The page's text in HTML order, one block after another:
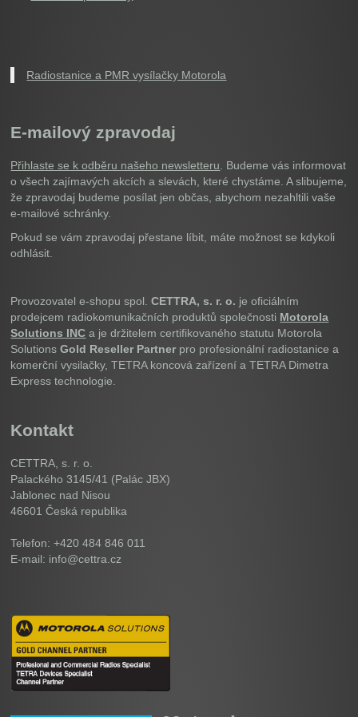
Radiostanice a PMR vysílačky Motorola
E-mailový zpravodaj
Přihlaste se k odběru našeho newsletteru . Budeme vás informovat
o všech zajímavých akcích a slevách, které chystáme. A slibujeme,
že zpravodaj budeme posílat jen občas, abychom nezahltili vaše
e-mailové schránky.
Pokud se vám zpravodaj přestane líbit, máte možnost se kdykoli
odhlásit.
Provozovatel e-shopu spol.CETTRA, s. r. o. je oficiálním
prodejcem radiokomunikačních produktů společnosti Motorola
Solutions INC a je držitelem certifikovaného statutu Motorola
SolutionsGold Reseller Partner pro profesionální radiostanice a
komerční vysilačky, TETRA koncová zařízení a TETRA Dimetra
Express technologie.
Kontakt
CETTRA, s. r. o.
Palackého 3145/41 (Palác JBX)
Jablonec nad Nisou
46601Česká republika
Telefon: +420 484 846 011
E-mail: info@cettra.cz